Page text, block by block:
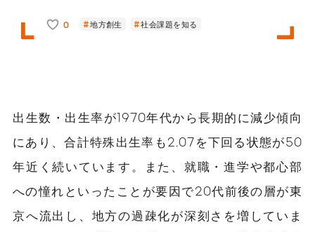
0 地方創生 社会課題を知る
出生数・出生率が1970年代から長期的に減少傾向
にあり、合計特殊出生率も2.07を下回る状態が50
年近く続いています。また、就職・進学や都心部
への憧れといったことが要因で20代前後の層が東
京へ流出し、地方の過疎化が深刻さを増していま